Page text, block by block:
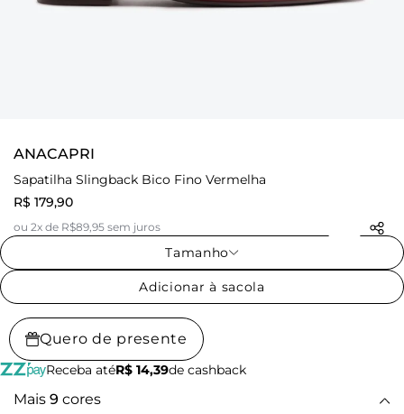
ANACAPRI
Sapatilha Slingback Bico Fino Vermelha
R$ 179,90
ou 2x de R$89,95 sem juros
Tamanho
Adicionar à sacola
Quero de presente
Receba atéR$ 14,39de cashback
Mais 9 cores